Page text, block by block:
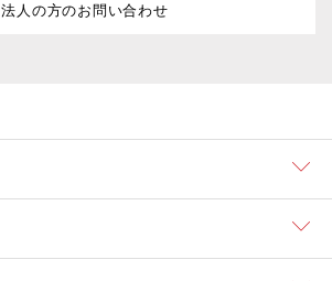
法人の方のお問い合わせ